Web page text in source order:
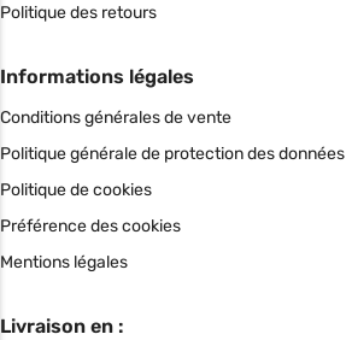
Politique des retours
Informations légales
Conditions générales de vente
Politique générale de protection des données
Politique de cookies
Préférence des cookies
Mentions légales
Livraison en :